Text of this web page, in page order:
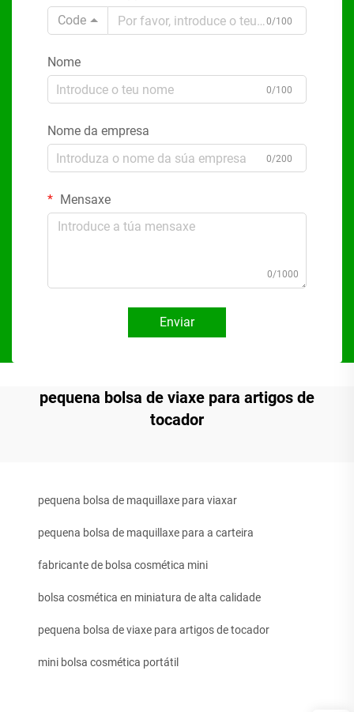
Code
0/100
Nome
0/100
Nome da empresa
0/200
Mensaxe
0/1000
Enviar
pequena bolsa de viaxe para artigos de
tocador
pequena bolsa de maquillaxe para viaxar
pequena bolsa de maquillaxe para a carteira
fabricante de bolsa cosmética mini
bolsa cosmética en miniatura de alta calidade
pequena bolsa de viaxe para artigos de tocador
mini bolsa cosmética portátil